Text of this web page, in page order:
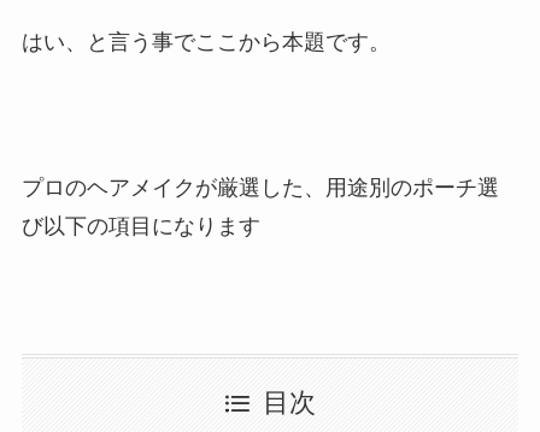
はい、と言う事でここから本題です。
プロのヘアメイクが厳選した、用途別のポーチ選
び以下の項目になります
目次